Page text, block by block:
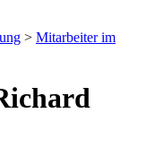
> Mitarbeiter im